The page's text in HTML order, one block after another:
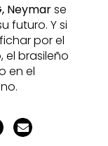
Neymarse
futuro. Y si
por el
el brasileño
en el